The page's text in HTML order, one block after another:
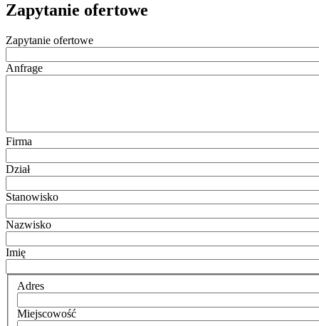
Zapytanie ofertowe
Zapytanie ofertowe
Anfrage
Firma
Dział
Stanowisko
Nazwisko
Imię
Adres
Miejscowość